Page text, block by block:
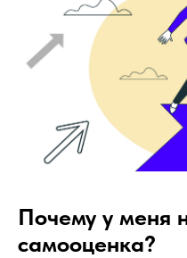
Почему у меня
самооценка?